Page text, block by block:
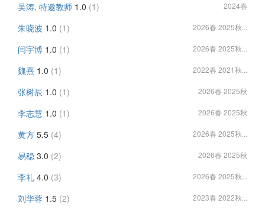
吴涛, 特邀教师 1.0 (1) 2024春
朱晓波 1.0 (1) 2026春 2025秋...
闫宇博 1.0 (1) 2026春 2025秋...
魏熹 1.0 (1) 2022春 2021秋...
张树辰 1.0 (1) 2026春 2025秋
李志慧 1.0 (1) 2026春 2025秋
黄方 5.5 (4) 2026春 2025秋...
易稳 3.0 (2) 2026春 2025秋
李礼 4.0 (3) 2026春 2025秋...
刘华蓉 1.5 (2) 2023春 2022秋...